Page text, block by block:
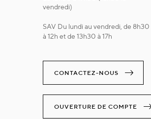
vendredi)
SAV Du lundi au vendredi, de 8h30
à 12h et de 13h30 à 17h
CONTACTEZ-NOUS
OUVERTURE DE COMPTE